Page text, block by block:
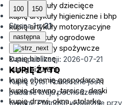
kupię artykuły dziecięce
kupię artykuły higieniczne i bhp
kupię artykuły motoryzacyjne
kupię artykuły ogrodowe
kupię artykuły spożywcze
kupię bieliznę
kupię biżuterię
kupię chemię gospodarczą
kupię drewno, tarcicę, deski
kupię drzwi, okna, stolarkę
Strona1z21
następna
Data publikacji: 2026-07-21
KUPIĘ ŻYTO
Kupię żyto. Konieczne jest
podanie kraju pochodzenia
towaru. Płatność wyłącznie przy